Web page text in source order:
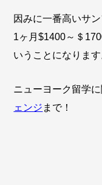
因みに一番高いサ
1ヶ月$1400～＄
いうことになります
ニューヨーク留学
ェンジ まで！